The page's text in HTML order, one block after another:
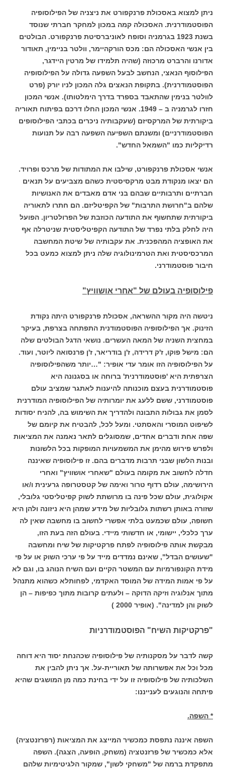
ניתן למצוא באסכולת פרנקפורט את ניצניה של הפילוסופיה
הפוסטמודרנית. האסכולה קמה במכון למחקר חברתי שנוסד
בשנת 1923 בגרמניה וסופח לאוניברסיטת פרנקפורט. הבולטים
בין אנשי האסכולה הם: מכס הורקהיימר, וולטר בניימין, תאודור
אדורנו והרברט מרכוזה (שהיה תלמידו של מרטין היידגר,
הפילוסוף הנאצי, הנחשב לבעל השפעה גדולה על הפילוסופיה
הפוסטמודרנית). בתקופת הנאצים גלה המכון לניו יורק (פרט
לוולטר בנימין שהתאבד בספרד בדרך הימלטותו). אנשי המכון
חזרו לגרמניה ב – 1949. אנשי המכון החלו דרכם בפיתוח תאוריה
ביקורתית של המרקסיזם (שעקבותיה ניכרים בכתבי הפילוסופים
הפוסטמודרניים) ומשנתם השפיעה השפעה רבה על תנועות
רדיקליות כמו "השמאל החדש".
אנשי אסכולת פרנקפורט, שילבו את המתודות של מרכס ופרויד.
הם יצאו מנקודת מבט מרקסיסטית כשהם מצביעים על תנאים
חברתיים ותרבותיים שבהם בני אדם מאבדים את האנושיות
שלהם ב"חרושת התרבות" של הקפיטליזם. הם חתרו לתאוריה
ביקורתית שתחשוף את התודעה הכוזבת של הפרולטריון. הפועל
היה לחלק בלתי נפרד של התודעה הקפיטליסטית שניטרלה אף
את האופציה המהפכנית. את עקבותיה של שיטת המחשבה
המרכסיסטית ואת הטרמינולוגיה שלה ניתן למצוא כמעט בכל
חיבור פוסטמודרני.
פילוסופיה בעולם של "אחרי אושוויץ"
ניטשה היה מקור ההשראה, אסכולת פרנקפורט היתה נקודת
הזינוק. אך הפילוסופיה הפוסטמודנית התפתחה בצרפת, בעיקר
במחצית השניה של המאה העשרים. נושאי הדגל הבולטים שלה
הם: מישל פוקו, ז'ק דרידה, ז'ן בודריאר, ז'ן פרנסואה ליוטר, ועוד.
על הפילוסופיה הזו אומר עדי אופיר: "…יותר משהפילוסופיה
הצרפתית היא 'פוסטמודרנית' ברוחה או בסגנונה היא
פוסטמודרנית בעצם מוכנותה להיענות לאתגר שמציב עולם
פוסטמודרני, ששם ללעג את יומרותיה של הפילוסופיה המודרנית
לסמן את גבולות התבונה ולהדריך את השימוש בה, להניח יסודות
לשיפוט המוסרי והאסתטי. ומעל לכל, להבטיח את קיומם של
שפה אחת ודברים אחדים, שמסוגלים לתאר נאמנה את המציאות
ולפרש פירוש מהימן את המשמעויות המופקות בכל הלשונות
ובנות הלשון שבני תרבות מדברים בהם. זו פילוסופיה שאיננה
חדלה לחשוב את מקומה בעולם "שאחרי אושוויץ" ואחרי
הירושימה, עולם רדוף טרור ואימה של קטסטרופה גרעינית ו/או
אקולוגית, עולם שכל פינה בו מרושתת לשוק קפיטליסטי גלובלי,
שזורה באותן רשתות גלובליות של מידע שמהן היא ניזונה ולהן היא
חשופה, עולם שכמעט בלתי אפשרי לחשוב בו מחשבה שאין לה
ערך כלכלי, יישומי, או חדשותי מיידי. בעולם הזה בעת הזו,
מבקשת אותה פילוסופיה לפתח פרקטיקות של שיח ומחשבה
"שעושים הבדל", שאינם נמדדים מייד על פי ערכי השוק או על פי
מידת הקונפורמיות עם המשטר הקיים ועם השיח הנוהג בו, וגם לא
על פי אמות המידה של המוסד האקדמי, לפחותלא כשהוא מתנהל
מתוך אנלוגיה וזיקה הדוקה – ולעתים קרובות מתוך כפיפות – הן
לשוק והן למדינה". (אופיר 2000 )
"פרקטיקות השיח" הפוסטמודרניות
קשה לדבר על מסקנותיה של פילוסופיה שכהנחת יסוד היא דוחה
מכל וכל את אפשרותה של תאוריית-על. אך ניתן להבין את
השלכותיה של פילוסופיה זו על ידי בחינת כמה מן המושגים שהיא
פיתחה והנוגעים לענייננו:
* השפה.
השפה איננה נתפסת כמכשיר המייצג את המציאות (רפרזנטציה)
אלא כמכשיר של פרזנטציה (משחק, הופעה, הצגה). השפה
מתפקדת ברמה של "משחקי לשון", שמקור הלגיטימיות שלהם